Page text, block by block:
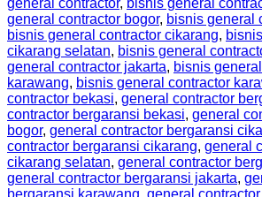
general contractor, bisnis general
general contractor bogor, bisnis general
bisnis general contractor cikarang,
cikarang selatan, bisnis general
general contractor jakarta, bisnis
karawang, bisnis general contractor
contractor bekasi, general contractor
contractor bergaransi bekasi, general
bogor, general contractor bergaransi
contractor bergaransi cikarang, general
cikarang selatan, general contractor
general contractor bergaransi jakarta,